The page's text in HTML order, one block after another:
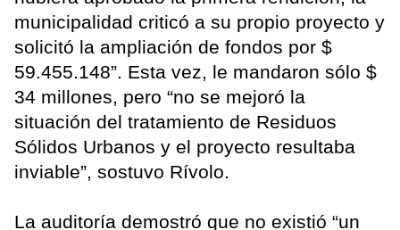
municipalidad criticó a su propio proyecto y
solicitó la ampliación de fondos por $
59.455.148”. Esta vez, le mandaron sólo $
34 millones, pero “no se mejoró la
situación del tratamiento de Residuos
Sólidos Urbanos y el proyecto resultaba
inviable”, sostuvo Rívolo.
La auditoría demostró que no existió “un